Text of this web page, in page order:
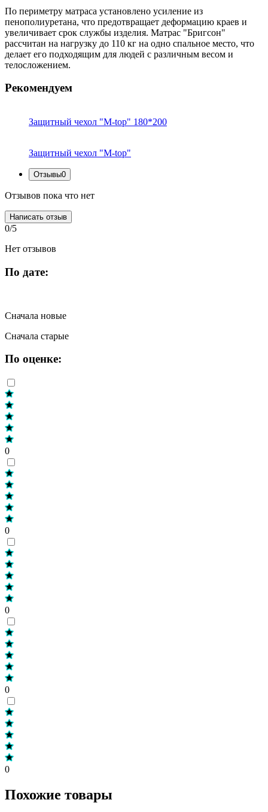
По периметру матраса установлено усиление из
пенополиуретана, что предотвращает деформацию краев и
увеличивает срок службы изделия. Матрас "Бригсон"
рассчитан на нагрузку до 110 кг на одно спальное место, что
делает его подходящим для людей с различным весом и
телосложением.
Рекомендуем
Защитный чехол "M-top" 180*200
Защитный чехол "M-top"
Отзывы0
Отзывов пока что нет
Написать отзыв
0/5
Нет отзывов
По дате:
Сначала новые
Сначала старые
По оценке:
0
0
0
0
0
Похожие товары